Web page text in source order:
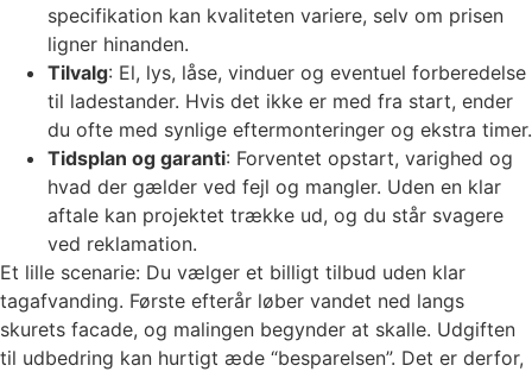
specifikation kan kvaliteten variere, selv om prisen
ligner hinanden.
Tilvalg: El, lys, låse, vinduer og eventuel forberedelse
til ladestander. Hvis det ikke er med fra start, ender
du ofte med synlige eftermonteringer og ekstra timer.
Tidsplan og garanti: Forventet opstart, varighed og
hvad der gælder ved fejl og mangler. Uden en klar
aftale kan projektet trække ud, og du står svagere
ved reklamation.
Et lille scenarie: Du vælger et billigt tilbud uden klar
tagafvanding. Første efterår løber vandet ned langs
skurets facade, og malingen begynder at skalle. Udgiften
til udbedring kan hurtigt æde “besparelsen”. Det er derfor,